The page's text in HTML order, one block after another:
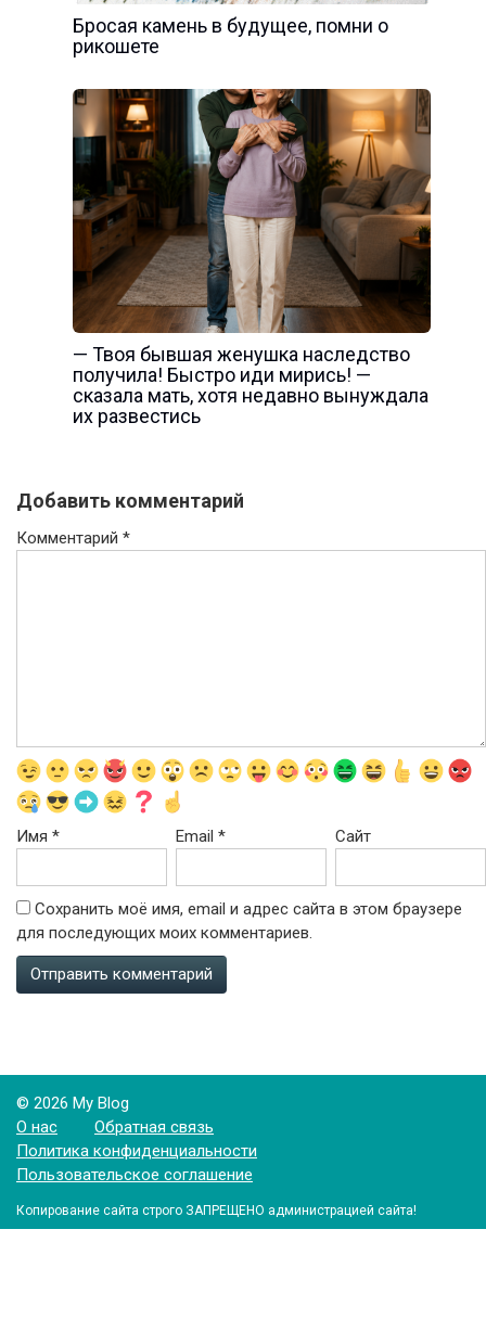
Бросая камень в будущее, помни о
рикошете
— Твоя бывшая женушка наследство
получила! Быстро иди мирись! —
сказала мать, хотя недавно вынуждала
их развестись
Добавить комментарий
Комментарий *
Имя * Email* Сайт
Сохранить моё имя, email и адрес сайта в этом браузере
для последующих моих комментариев.
© 2026 My Blog
О нас
Обратная связь
Политика конфиденциальности
Пользовательское соглашение
Копирование сайта строго ЗАПРЕЩЕНО администрацией сайта!